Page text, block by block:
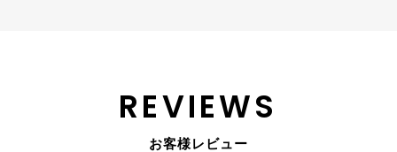
REVIEWS
お客様レビュー